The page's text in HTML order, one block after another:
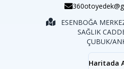
ESENBOĞA
SAĞLIK
ÇUBUK/
Haritada